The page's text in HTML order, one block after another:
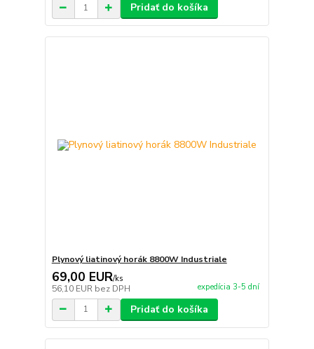
Pridať do košíka
Plynový liatinový horák 8800W Industriale
69,00 EUR/ks
56,10 EUR bez DPH expedícia 3-5 dní
Pridať do košíka